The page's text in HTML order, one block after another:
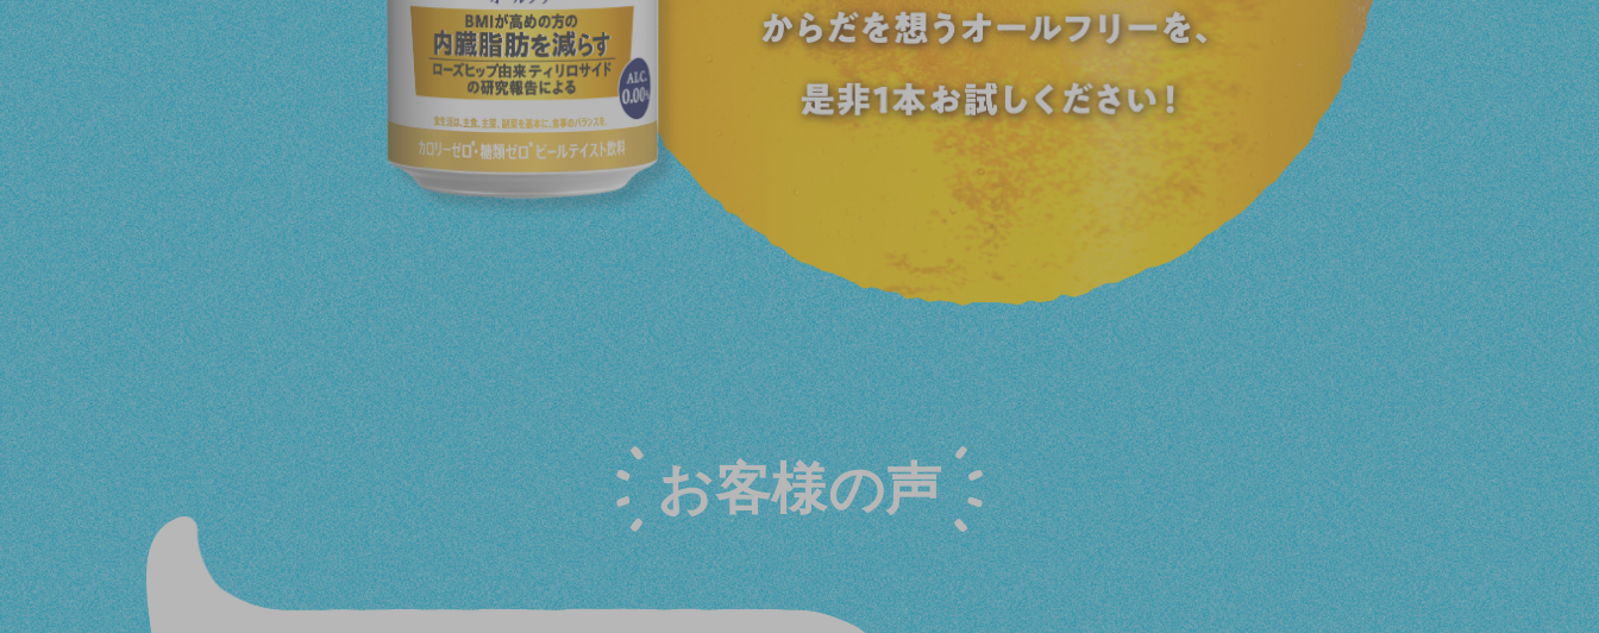
お客様の声